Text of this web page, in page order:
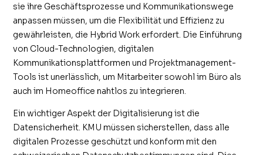
sie ihre Geschäftsprozesse und Kommunikationswege
anpassen müssen, um die Flexibilität und Effizienz zu
gewährleisten, die Hybrid Work erfordert. Die Einführung
von Cloud-Technologien, digitalen
Kommunikationsplattformen und Projektmanagement-
Tools ist unerlässlich, um Mitarbeiter sowohl im Büro als
auch im Homeoffice nahtlos zu integrieren.
Ein wichtiger Aspekt der Digitalisierung ist die
Datensicherheit. KMU müssen sicherstellen, dass alle
digitalen Prozesse geschützt und konform mit den